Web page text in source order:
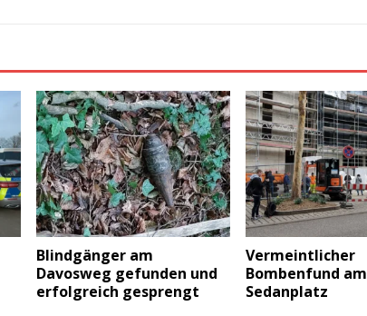
Blindgänger am
Davosweg gefunden und
erfolgreich gesprengt
Vermeintlicher
Bombenfund am
Sedanplatz